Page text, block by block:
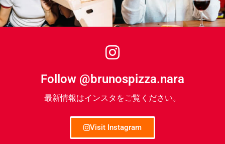
Follow @brunospizza.nara
最新情報はインスタをご覧ください。
Visit Instagram